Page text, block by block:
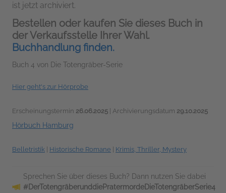
ist jetzt archiviert.
Bestellen oder kaufen Sie dieses Buch in
der Verkaufsstelle Ihrer Wahl.
Buchhandlung finden.
Buch 4 von Die Totengräber-Serie
Hier geht's zur Hörprobe
Erscheinungstermin 26.06.2025 | Archivierungsdatum 29.10.2025
Hörbuch Hamburg
Belletristik Historische Romane Krimis, Thriller, Mystery
Sprechen Sie über dieses Buch? Dann nutzen Sie dabei
#DerTotengräberunddiePratermordeDieTotengräberSerie4